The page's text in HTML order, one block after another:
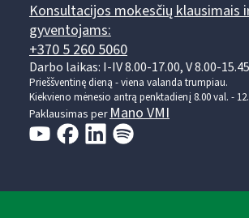
Konsultacijos mokesčių klausimais
gyventojams:
+370 5 260 5060
Darbo laikas: I-IV 8.00-17.00, V 8.00-
Prieššventinę dieną - viena valanda trumpiau.
Kiekvieno mėnesio antrą penktadienį 8.00 val. -
Paklausimas perMano VMI